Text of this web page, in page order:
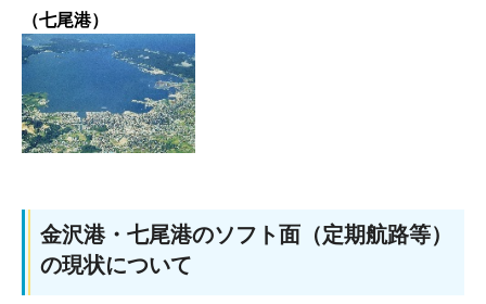
（七尾港）
金沢港・七尾港のソフト面（定期航路等）
の現状について